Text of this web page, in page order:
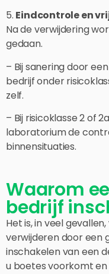
5. Eindcontrole en
Na de verwijdering
gedaan.
– Bij sanering door
bedrijf onder
zelf.
– Bij risicoklasse 2 of
laboratorium de
binnensituaties.
Waarom
bedrijf
Het is, in veel gevallen,
verwijderen door een
inschakelen van een
u boetes voorkomt